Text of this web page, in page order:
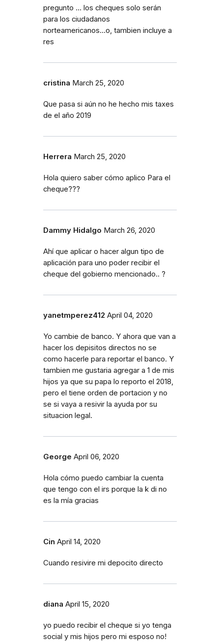
pregunto ... los cheques solo serán
para los ciudadanos
norteamericanos...o, tambien incluye a
res
cristina March 25, 2020
Que pasa si aún no he hecho mis taxes
de el año 2019
Herrera March 25, 2020
Hola quiero saber cómo aplico Para el
cheque???
Dammy Hidalgo March 26, 2020
Ahí que aplicar o hacer algun tipo de
aplicación para uno poder recibir el
cheque del gobierno mencionado.. ?
yanetmperez412 April 04, 2020
Yo cambie de banco. Y ahora que van a
hacer los depisitos directos no se
como hacerle para reportar el banco. Y
tambien me gustaria agregar a 1 de mis
hijos ya que su papa lo reporto el 2018,
pero el tiene orden de portacion y no
se si vaya a resivir la ayuda por su
situacion legal.
George April 06, 2020
Hola cómo puedo cambiar la cuenta
que tengo con el irs porque la k di no
es la mía gracias
Cin April 14, 2020
Cuando resivire mi depocito directo
diana April 15, 2020
yo puedo recibir el cheque si yo tenga
social y mis hijos pero mi esposo no!